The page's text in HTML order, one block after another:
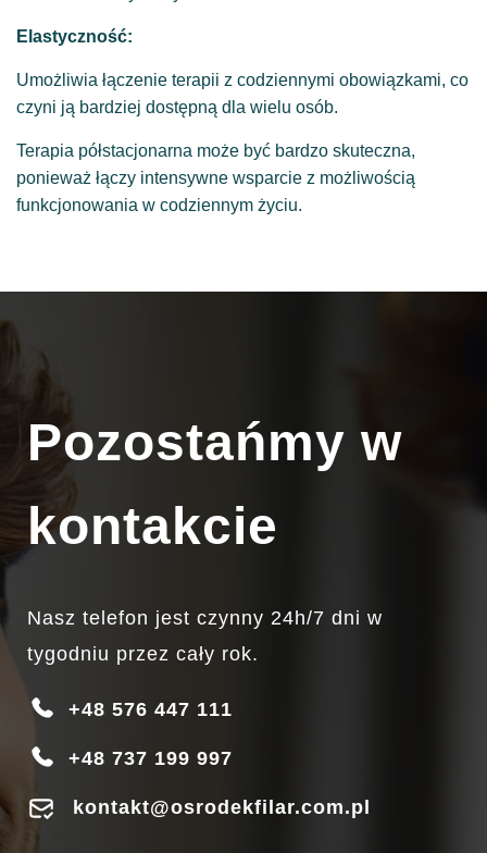
Elastyczność:
Umożliwia łączenie terapii z codziennymi obowiązkami, co
czyni ją bardziej dostępną dla wielu osób.
Terapia półstacjonarna może być bardzo skuteczna,
ponieważ łączy intensywne wsparcie z możliwością
funkcjonowania w codziennym życiu.
Pozostańmy w
kontakcie
Nasz telefon jest czynny 24h/7 dni w
tygodniu przez cały rok.
+48 576 447 111
+48 737 199 997
kontakt@osrodekfilar.com.pl